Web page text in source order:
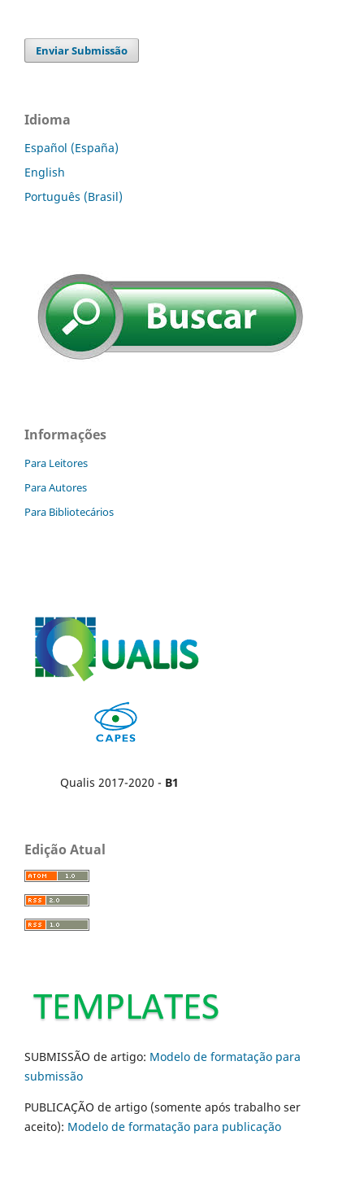
Enviar Submissão
Idioma
Español (España)
English
Português (Brasil)
Informações
Para Leitores
Para Autores
Para Bibliotecários
Qualis 2017-2020 - B1
Edição Atual
SUBMISSÃO de artigo: Modelo de formatação para
submissão
PUBLICAÇÃO de artigo (somente após trabalho ser
aceito): Modelo de formatação para publicação